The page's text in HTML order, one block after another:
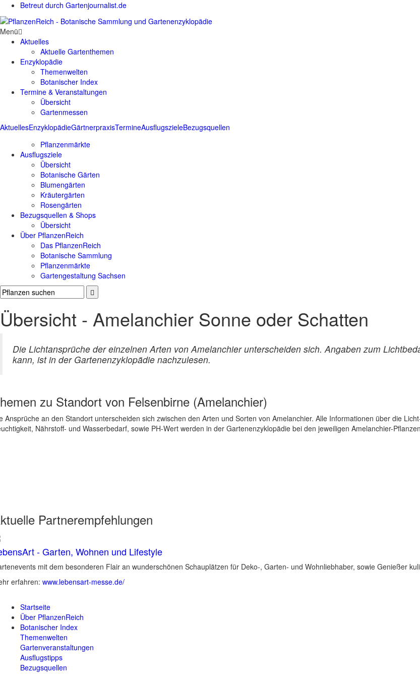
Betreut durch Gartenjournalist.de
AktuellesEnzyklopädieGärtnerpraxisTermineAusflugszieleBezugsquellen
Menü
Aktuelles
Aktuelle Gartenthemen
Enzyklopädie
Themenwelten
Botanischer Index
Termine & Veranstaltungen
Übersicht
Gartenmessen
Pflanzenmärkte
Ausflugsziele
Übersicht
Botanische Gärten
Blumengärten
Kräutergärten
Rosengärten
Bezugsquellen & Shops
Übersicht
Über PflanzenReich
Das PflanzenReich
Botanische Sammlung
Pflanzenmärkte
Gartengestaltung Sachsen
Übersicht - Amelanchier Sonne oder Schatten
Die Lichtansprüche der einzelnen Arten von Amelanchier unterscheiden sich. Angaben zum
kann, ist in der Gartenenzyklopädie nachzulesen.
zu Standort von Felsenbirne (Amelanchier)
Ansprüche an den Standort unterscheiden sich zwischen den Arten und Sorten von Amelanchier. Alle Informationen über die
Nährstoff- und Wasserbedarf, sowie PH-Wert werden in der Gartenenzyklopädie bei den jeweiligen Amelanchier-
Partnerempfehlungen
- Garten, Wohnen und Lifestyle
mit dem besonderen Flair an wunderschönen Schauplätzen für Deko-, Garten- und Wohnliebhaber, sowie Genießer
erfahren: www.lebensart-messe.de/
Startseite
Über PflanzenReich
Botanischer Index
Themenwelten
Gartenveranstaltungen
Ausflugstipps
Bezugsquellen